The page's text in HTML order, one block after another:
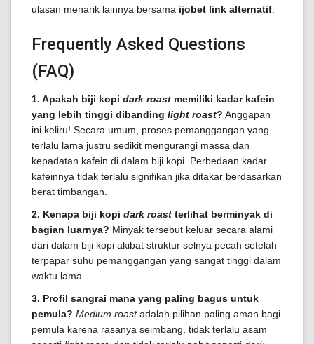
ulasan menarik lainnya bersama ijobet link alternatif
Frequently Asked Questions
(FAQ)
1. Apakah biji kopi dark roast memiliki kadar kafein
yang lebih tinggi dibanding light roast? Anggapan
ini keliru! Secara umum, proses pemanggangan yang
terlalu lama justru sedikit mengurangi massa dan
kepadatan kafein di dalam biji kopi. Perbedaan kadar
kafeinnya tidak terlalu signifikan jika ditakar berdasarkan
berat timbangan.
2. Kenapa biji kopi dark roast terlihat berminyak di
bagian luarnya? Minyak tersebut keluar secara alami
dari dalam biji kopi akibat struktur selnya pecah setelah
terpapar suhu pemanggangan yang sangat tinggi dalam
waktu lama.
3. Profil sangrai mana yang paling bagus untuk
pemula? Medium roastadalah pilihan paling aman bagi
pemula karena rasanya seimbang, tidak terlalu asam